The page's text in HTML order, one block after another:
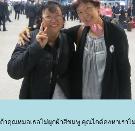
ถ้าคุณหมอเธอไม่ผูกผ้าสีชมพู คุณไกด์คงหาเราไ